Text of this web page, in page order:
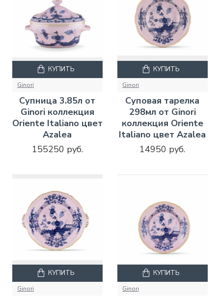
Ginori
Супница 3.85л от
Ginori коллекция
Oriente Italiano цвет
Azalea
155250 руб.
КУПИТЬ
Ginori
Суповая тарелка
298мл от Ginori
коллекция Oriente
Italiano цвет Azalea
14950 руб.
КУПИТЬ
Ginori
КУПИТЬ
Ginori
КУПИТЬ